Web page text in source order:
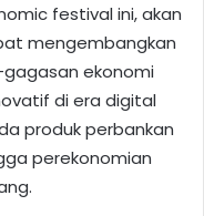
festival ini, akan
mengembangkan
ekonomi
di era digital
produk perbankan
perekonomian